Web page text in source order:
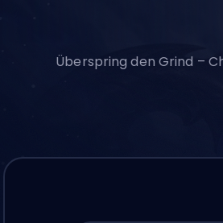
Overwatch 2
Überspring den Grind –